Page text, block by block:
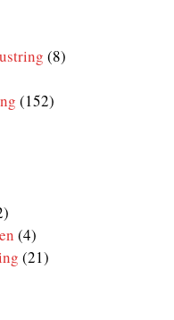
(8)
(152)
(4)
(21)